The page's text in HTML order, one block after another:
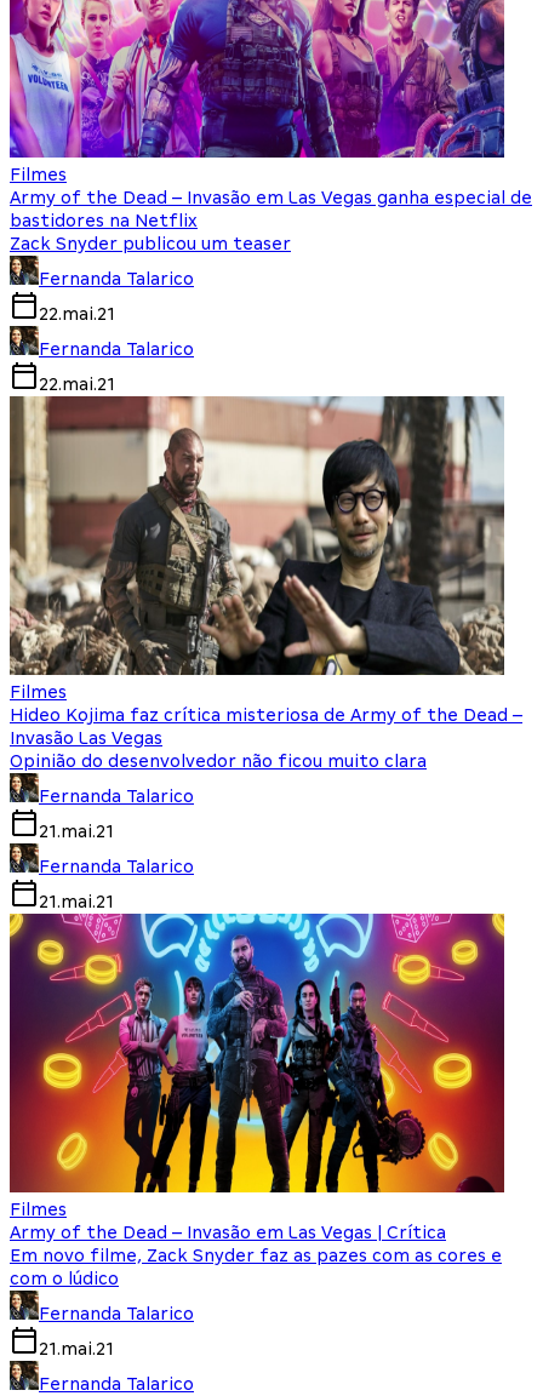
Filmes
Army of the Dead – Invasão em Las Vegas ganha especial de
bastidores na Netflix
Zack Snyder publicou um teaser
Fernanda Talarico
22.mai.21
Fernanda Talarico
22.mai.21
Filmes
Hideo Kojima faz crítica misteriosa de Army of the Dead –
Invasão Las Vegas
Opinião do desenvolvedor não ficou muito clara
Fernanda Talarico
21.mai.21
Fernanda Talarico
21.mai.21
Filmes
Army of the Dead – Invasão em Las Vegas | Crítica
Em novo filme, Zack Snyder faz as pazes com as cores e
com o lúdico
Fernanda Talarico
21.mai.21
Fernanda Talarico